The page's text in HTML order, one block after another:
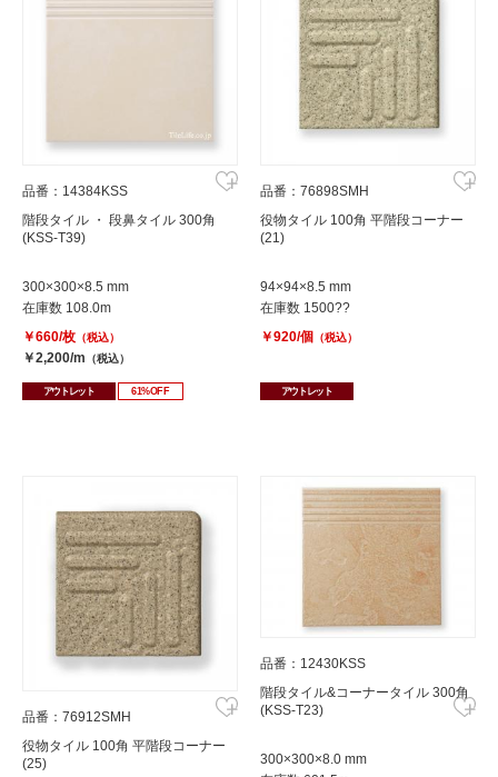
品番：14384KSS
階段タイル ・ 段鼻タイル 300角
(KSS-T39)
300×300×8.5 mm
在庫数 108.0m
￥660/枚 （税込）
￥2,200/m （税込）
アウトレット 61%OFF
品番：76898SMH
役物タイル 100角 平階段コーナー
(21)
94×94×8.5 mm
在庫数 1500??
￥920/個
（税込）
アウトレット
品番：76912SMH
役物タイル 100角 平階段コーナー
(25)
品番：12430KSS
階段タイル&コーナータイル 300角
(KSS-T23)
300×300×8.0 mm